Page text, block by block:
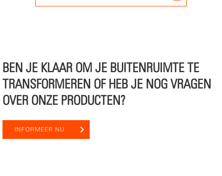
BEN JE KLAAR OM JE BUITENRUIMTE TE
TRANSFORMEREN OF HEB JE NOG VRAGEN
OVER ONZE PRODUCTEN?
INFORMEER NU